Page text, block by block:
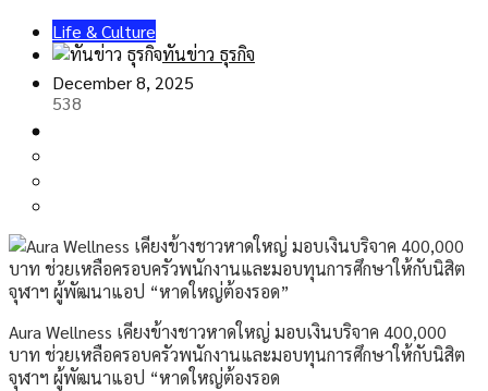
Life & Culture
ทันข่าว ธุรกิจ
December 8, 2025
538
Aura Wellness เคียงข้างชาวหาดใหญ่ มอบเงินบริจาค 400,000
บาท ช่วยเหลือครอบครัวพนักงานและมอบทุนการศึกษาให้กับนิสิต
จุฬาฯ ผู้พัฒนาแอป “หาดใหญ่ต้องรอด